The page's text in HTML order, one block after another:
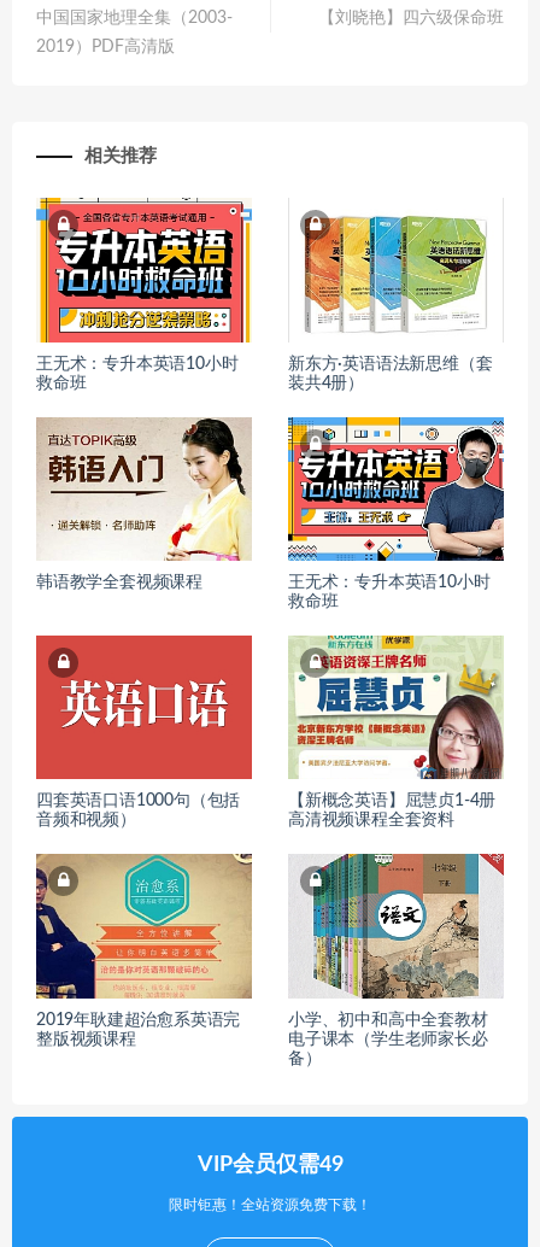
中国国家地理全集（2003-
2019）PDF高清版
【刘晓艳】四六级保命班
相关推荐
王无术：专升本英语10小时
救命班
新东方·英语语法新思维（套
装共4册）
韩语教学全套视频课程
王无术：专升本英语10小时
救命班
四套英语口语1000句（包括
音频和视频）
【新概念英语】屈慧贞1-4册
高清视频课程全套资料
2019年耿建超治愈系英语完
整版视频课程
小学、初中和高中全套教材
电子课本（学生老师家长必
备）
VIP会员仅需49
限时钜惠！全站资源免费下载！